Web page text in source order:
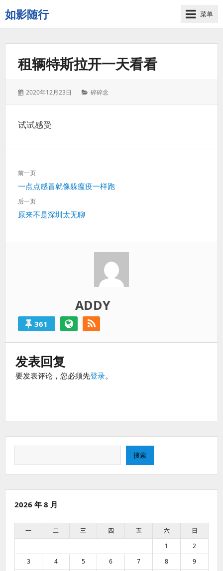
如影随行
如
果
记
的，
菜单
租辆特斯拉开一天看看
发
2020年12月23日
分
碎碎念
试试感受
文
章
导
航
前一页
上
一
一点点感冒就像躲瘟疫一样跑
后一页
下
原来不是深圳太无聊
ADDY
361
发表回复
要发表评论，您必须先登录。
搜索
2026 年 8 月
一 二 三 四 五 六
日
1
2
3
4 5 6 7 8
9